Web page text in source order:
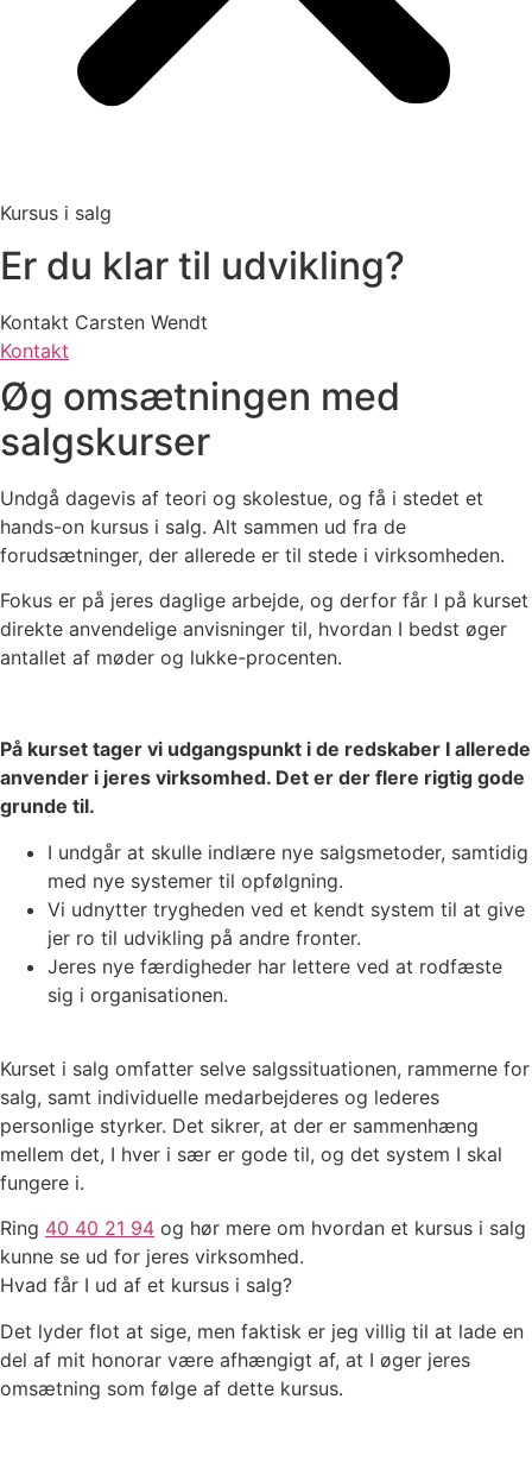
Kursus i salg
Er du klar til udvikling?
Kontakt Carsten Wendt
Kontakt
Øg omsætningen med
salgskurser
Undgå dagevis af teori og skolestue, og få i stedet et
hands-on kursus i salg. Alt sammen ud fra de
forudsætninger, der allerede er til stede i virksomheden.
Fokus er på jeres daglige arbejde, og derfor får I på kurset
direkte anvendelige anvisninger til, hvordan I bedst øger
antallet af møder og lukke-procenten.
På kurset tager vi udgangspunkt i de redskaber I allerede
anvender i jeres virksomhed. Det er der flere rigtig gode
grunde til.
I undgår at skulle indlære nye salgsmetoder, samtidig
med nye systemer til opfølgning.
Vi udnytter trygheden ved et kendt system til at give
jer ro til udvikling på andre fronter.
Jeres nye færdigheder har lettere ved at rodfæste
sig i organisationen.
Kurset i salg omfatter selve salgssituationen, rammerne for
salg, samt individuelle medarbejderes og lederes
personlige styrker. Det sikrer, at der er sammenhæng
mellem det, I hver i sær er gode til, og det system I skal
fungere i.
Ring 40 40 21 94 og hør mere om hvordan et kursus i salg
kunne se ud for jeres virksomhed.
Hvad får I ud af et kursus i salg?
Det lyder flot at sige, men faktisk er jeg villig til at lade en
del af mit honorar være afhængigt af, at I øger jeres
omsætning som følge af dette kursus.